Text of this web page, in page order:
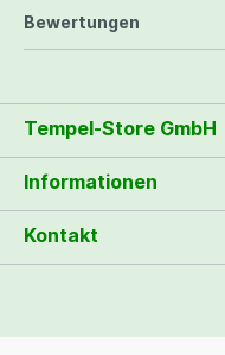
Bewertungen
Tempel-Store GmbH
Informationen
Kontakt